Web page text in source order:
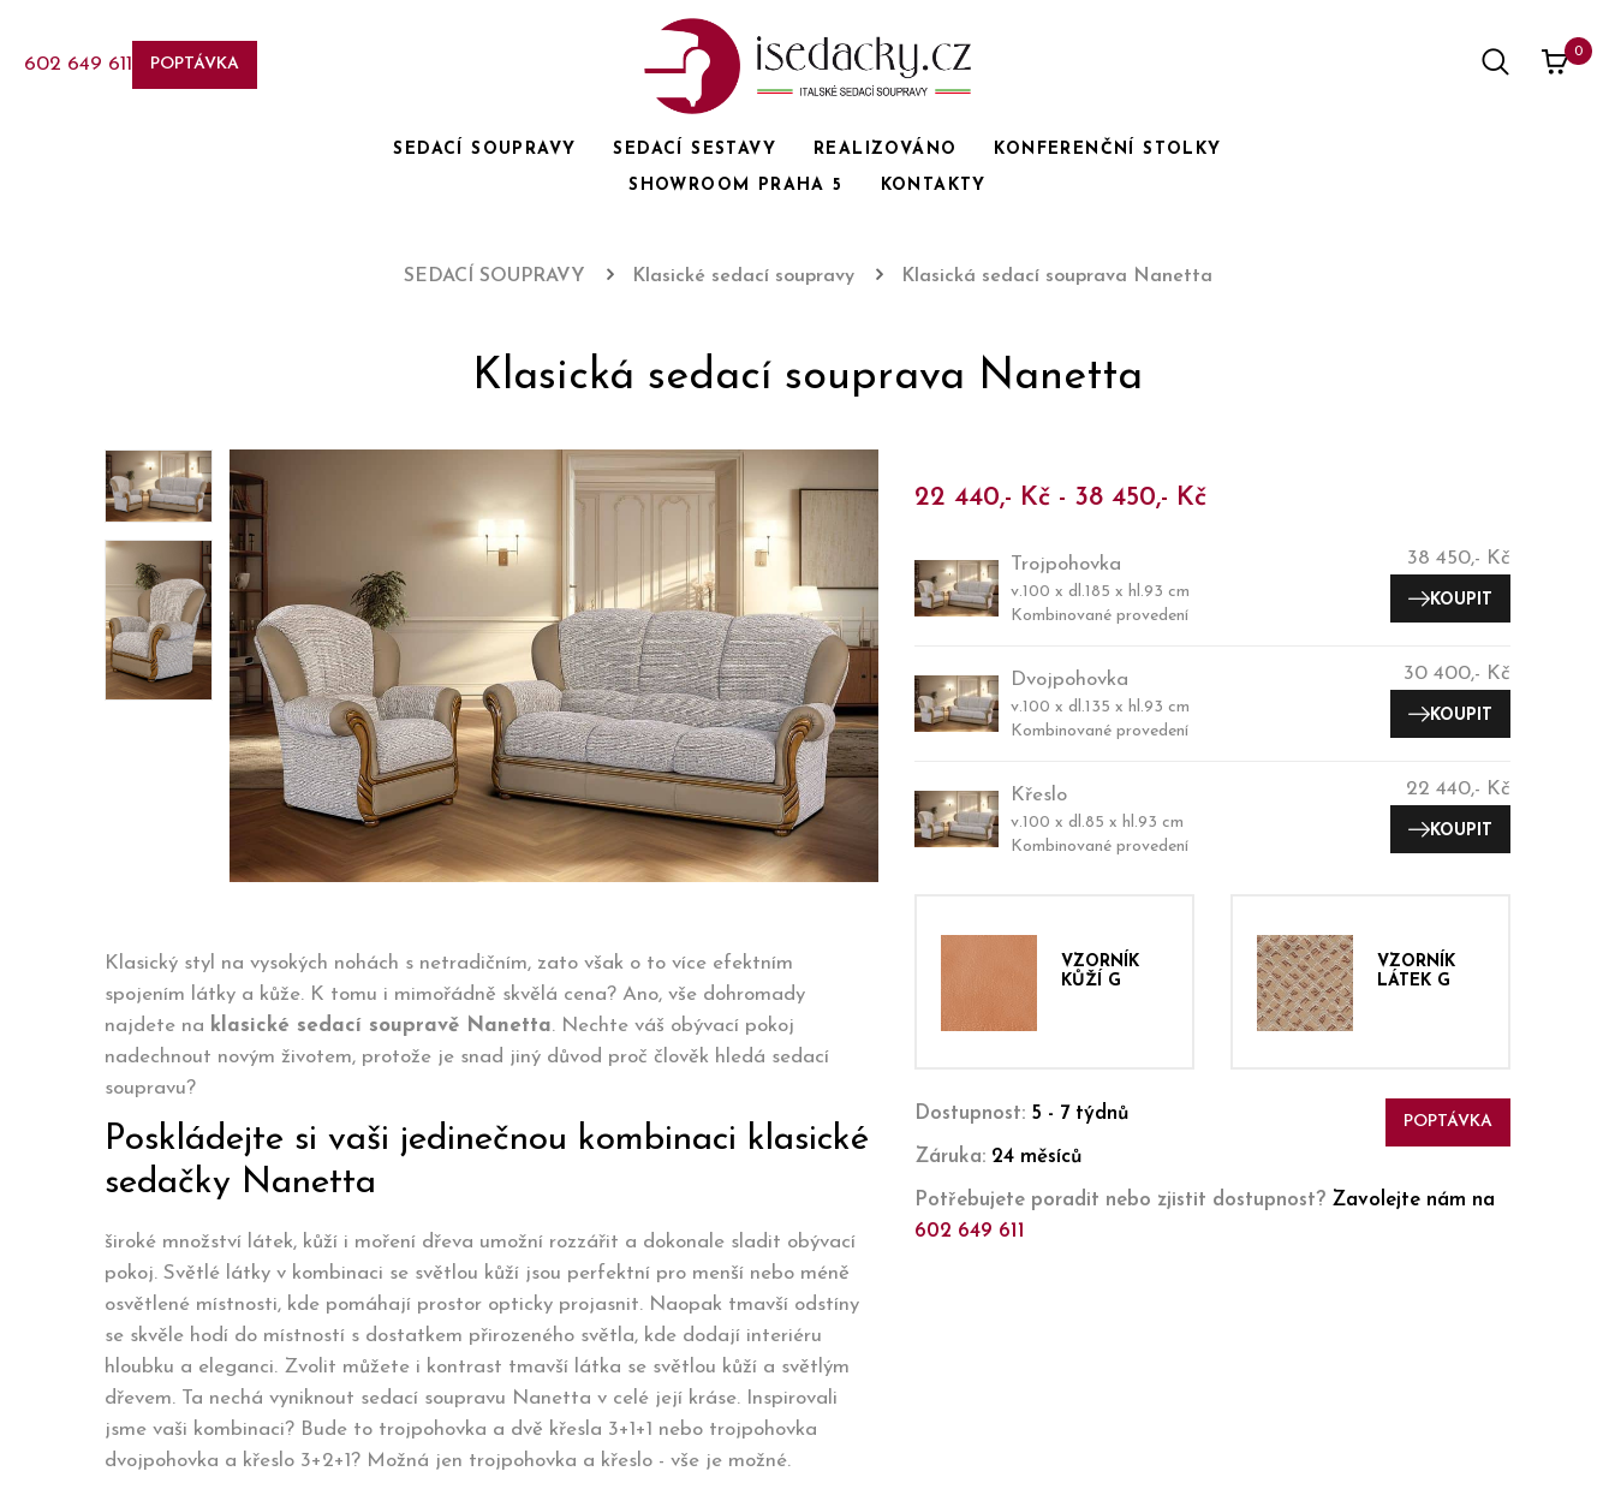
602 649 611 POPTÁVKA
SEDACÍ SOUPRAVY SEDACÍ SESTAVY REALIZOVÁNO
KONFERENČNÍ STOLKY
SHOWROOM PRAHA 5
KONTAKTY
0
SEDACÍ SOUPRAVY Klasické sedací soupravy Klasická sedací souprava Nanetta
Klasická sedací souprava Nanetta
Klasický styl na vysokých nohách s netradičním, zato však o to více efektním
spojením látky a kůže. K tomu i mimořádně skvělá cena? Ano, vše dohromady
najdete na klasické sedací soupravě Nanetta. Nechte váš obývací pokoj
nadechnout novým životem, protože je snad jiný důvod proč člověk hledá sedací
soupravu?
Poskládejte si vaši jedinečnou kombinaci klasické
sedačky Nanetta
široké množství látek, kůží i moření dřeva umožní rozzářit a dokonale sladit obývací
pokoj. Světlé látky v kombinaci se světlou kůží jsou perfektní pro menší nebo méně
osvětlené místnosti, kde pomáhají prostor opticky projasnit. Naopak tmavší odstíny
se skvěle hodí do místností s dostatkem přirozeného světla, kde dodají interiéru
hloubku a eleganci. Zvolit můžete i kontrast tmavší látka se světlou kůží a světlým
dřevem. Ta nechá vyniknout sedací soupravu Nanetta v celé její kráse. Inspirovali
jsme vaši kombinaci? Bude to trojpohovka a dvě křesla 3+1+1 nebo trojpohovka
dvojpohovka a křeslo 3+2+1? Možná jen trojpohovka a křeslo - vše je možné.
22 440,- Kč - 38 450,- Kč
Trojpohovka
v.100 x dl.185 x hl.93 cm
Kombinované provedení
38 450,- Kč
KOUPIT
Dvojpohovka
v.100 x dl.135 x hl.93 cm
Kombinované provedení
30 400,- Kč
KOUPIT
Křeslo
v.100 x dl.85 x hl.93 cm
Kombinované provedení
22 440,- Kč
KOUPIT
VZORNÍK
KŮŽÍ G
VZORNÍK
LÁTEK G
POPTÁVKA
Dostupnost: 5 - 7 týdnů
Záruka: 24 měsíců
Potřebujete poradit nebo zjistit dostupnost? Zavolejte nám na
602 649 611